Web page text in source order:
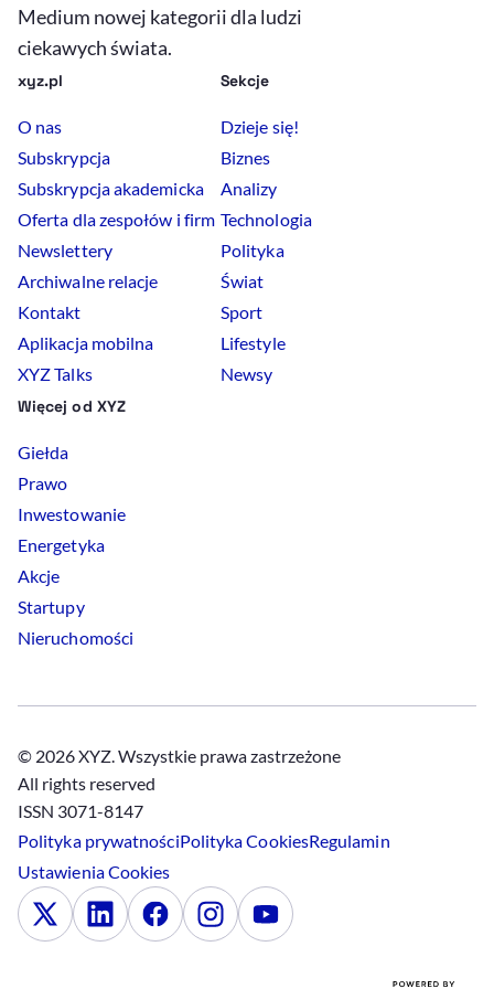
Medium nowej kategorii dla ludzi
ciekawych świata.
xyz.pl
O nas
Subskrypcja
Subskrypcja akademicka
Oferta dla zespołów i firm
Newslettery
Archiwalne relacje
Kontakt
Aplikacja mobilna
XYZ Talks
Sekcje
Dzieje się!
Biznes
Analizy
Technologia
Polityka
Świat
Sport
Lifestyle
Newsy
Więcej od XYZ
Giełda
Prawo
Inwestowanie
Energetyka
Akcje
Startupy
Nieruchomości
© 2026 XYZ. Wszystkie prawa zastrzeżone
All rights reserved
ISSN 3071-8147
Polityka prywatnościPolitykaCookiesRegulamin
UstawieniaCookies
x LinkedinFacebookInstagramYoutube